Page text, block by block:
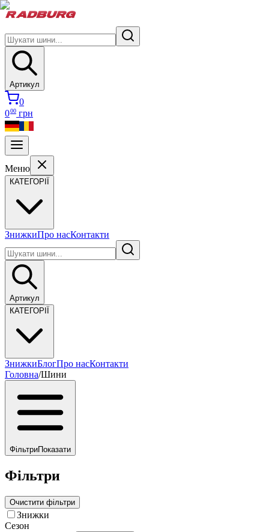
Артикул
0
000 грн
Меню
КАТЕГОРІЇ
ЗнижкиПро насКонтакти
Артикул
КАТЕГОРІЇ
ЗнижкиБлогПро насКонтакти
Головна/Шини
ФільтриПоказати
Фільтри
Очистити фільтри
Знижки
Сезон